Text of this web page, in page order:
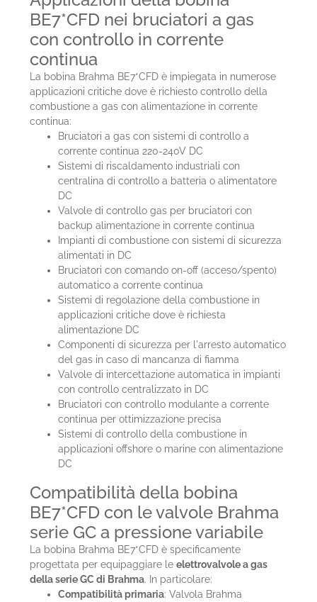
BE7*CFD nei bruciatori a gas
con controllo in corrente
continua
La bobina Brahma BE7*CFD è impiegata in numerose
applicazioni critiche dove è richiesto controllo della
combustione a gas con alimentazione in corrente
continua:
Bruciatori a gas con sistemi di controllo a
corrente continua 220-240V DC
Sistemi di riscaldamento industriali con
centralina di controllo a batteria o alimentatore
DC
Valvole di controllo gas per bruciatori con
backup alimentazione in corrente continua
Impianti di combustione con sistemi di sicurezza
alimentati in DC
Bruciatori con comando on-off (acceso/spento)
automatico a corrente continua
Sistemi di regolazione della combustione in
applicazioni critiche dove è richiesta
alimentazione DC
Componenti di sicurezza per l'arresto automatico
del gas in caso di mancanza di fiamma
Valvole di intercettazione automatica in impianti
con controllo centralizzato in DC
Bruciatori con controllo modulante a corrente
continua per ottimizzazione precisa
Sistemi di controllo della combustione in
applicazioni offshore o marine con alimentazione
DC
Compatibilità della bobina
BE7*CFD con le valvole Brahma
serie GC a pressione variabile
La bobina Brahma BE7*CFD è specificamente
progettata per equipaggiare leelettrovalvole a gas
della serie GC di Brahma. In particolare:
Compatibilità primaria: Valvola Brahma